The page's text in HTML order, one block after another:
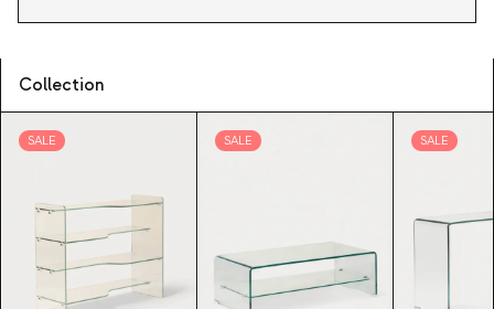
Collection
SALE SALE SALE